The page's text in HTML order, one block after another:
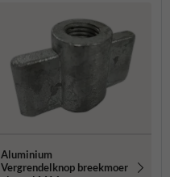
Aluminium
Vergrendelknop breekmoer